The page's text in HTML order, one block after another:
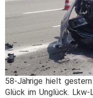
58-Jährige hielt
Glück im Unglück.